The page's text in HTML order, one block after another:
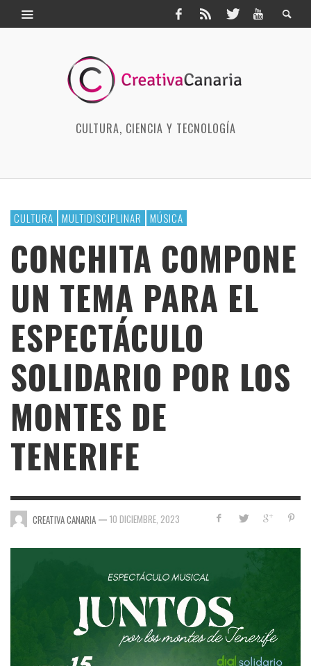
CULTURA, CIENCIA Y TECNOLOGÍA
CULTURA MULTIDISCIPLINAR MÚSICA
CONCHITA COMPONE
UN TEMA PARA EL
ESPECTÁCULO
SOLIDARIO POR LOS
MONTES DE
TENERIFE
CREATIVA CANARIA — 10 DICIEMBRE, 2023